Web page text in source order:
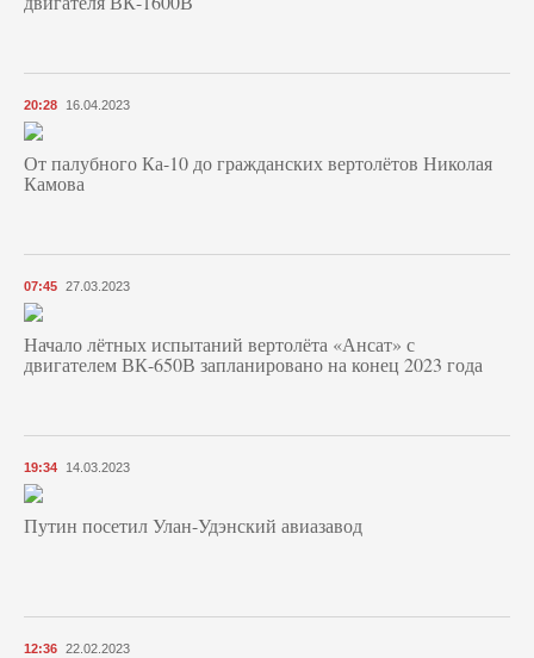
20:28 16.04.2023
От палубного Ка-10 до гражданских вертолётов Николая
Камова
07:45 27.03.2023
Начало лётных испытаний вертолёта «Ансат» с
двигателем ВК-650В запланировано на конец 2023 года
19:34 14.03.2023
Путин посетил Улан-Удэнский авиазавод
12:36 22.02.2023